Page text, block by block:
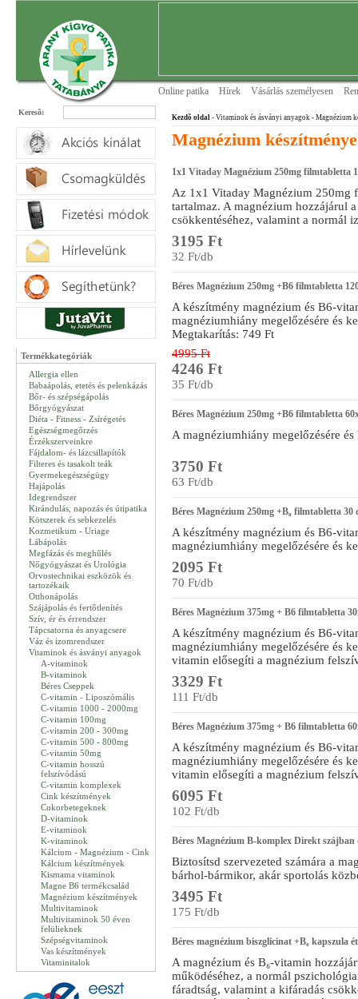
Online patika Hírek Vásárlás személyesen
Keresõ:
Termékkategóriák
Allergia ellen
Babaápolás, etetés és pelenkázás
Bőr- és szépségápolás
Bőrgyógyászat
Diéta - Fitness - Zsírégetés
Egészségmegőrzés
Érzékszerveinkre
Fájdalom- és lázcsillapítók
Filteres és tasakolt teák
Gyermekegészségügy
Hajápolás
Idegrendszer
Kirándulás, napozás és útipatika
Kötszerek és sebkezelés
Kozmetikum - Uriage
Lábápolás
Megfázás és meghűlés
Nőgyógyászat és Urológia
Orvostechnikai eszközök és
tartozékaik
Otthonápolás
Szájápolás és fertőtlenítés
Szív, ér és érrendszer
Tápcsatorna és anyagcsere
Váz és izomrendszer
Vitaminok és ásványi anyagok
A-vitaminok
B-vitaminok
Béres Cseppek
C-vitamin - Liposzómális
C-vitamin 1000 - 2000mg
C-vitamin 100mg
C-vitamin 200 - 300mg
C-vitamin 500 - 800mg
C-vitamin 50mg
C-vitamin hosszú
felszívódású
C-vitamin komplexek
Cink készítmények
Cukorbetegeknek
D-vitaminok
E-vitaminok
K-vitaminok
Kálcium - Magnézium - Cink
Kálcium készítmények
Kismama vitaminok
Magne B6 termékcsalád
Magnézium készítmények
Multivitaminok
Multivitaminok 50 éven
felülieknek
Szépségvitaminok
Vas készítmények
Vitaminitalok
Kezdõ oldal - Vitaminok és ásványi anyagok - Magnézium
Magnézium
1x1 Vitaday Magnézium 250mg filmtabletta
Az 1x1 Vitaday Magnézium 250mg
tartalmaz. A magnézium hozzájárul
csökkentéséhez, valamint a normál
3195 Ft
32 Ft/db
Béres Magnézium 250mg +B6 filmtabletta
A készítmény magnézium és B6-
magnéziumhiány megelőzésére és
Megtakarítás: 749 Ft
4995 Ft
4246 Ft
35 Ft/db
Béres Magnézium 250mg +B6 filmtabletta
A magnéziumhiány megelőzésére
3750 Ft
63 Ft/db
Béres Magnézium 250mg +B₆ filmtabletta 30
A készítmény magnézium és B6-
magnéziumhiány megelőzésére és
2095 Ft
70 Ft/db
Béres Magnézium 375mg + B6 filmtabletta
A készítmény magnézium és B6-
magnéziumhiány megelőzésére és
vitamin elősegíti a magnézium
3329 Ft
111 Ft/db
Béres Magnézium 375mg + B6 filmtabletta
A készítmény magnézium és B6-
magnéziumhiány megelőzésére és
vitamin elősegíti a magnézium
6095 Ft
102 Ft/db
Béres Magnézium B-komplex Direkt
Biztosítsd szervezeted számára a
bárhol-bármikor, akár sportolás
3495 Ft
175 Ft/db
Béres magnézium biszglicinat +B₆ kapszula
A magnézium és B₆-vitamin
működéséhez, a normál
fáradtság, valamint a kifáradás